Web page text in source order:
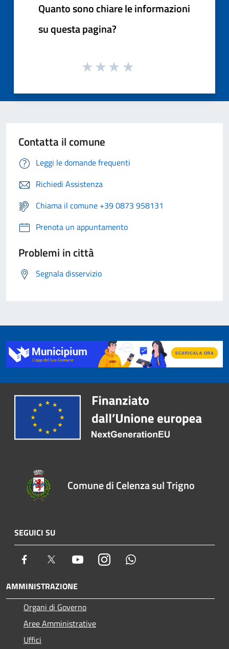
Quanto sono chiare le informazioni
su questa pagina?
Contatta il comune
Leggi le domande frequenti
Richiedi Assistenza
Chiama il comune +39 0873 958131
Prenota un appuntamento
Problemi in città
Segnala disservizio
Comune di Celenza sul Trigno
SEGUICI SU
Facebook Twitter YoutubeInstagram
AMMINISTRAZIONE
Organi di Governo
Aree Amministrative
Uffici